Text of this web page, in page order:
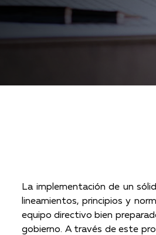
La implementación de un
lineamientos, principios y
equipo directivo bien
gobierno. A través de este